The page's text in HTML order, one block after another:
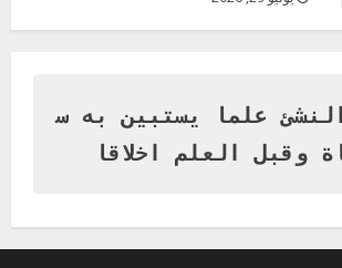
بنات بمحلية ود مدني الكبرى
أغسطس 3, 2026
يعلن تخفيض الرسوم الدراسية لهذا العام
بنسبة15%
علما يستبين به س
وقبل العلم اخلاقا